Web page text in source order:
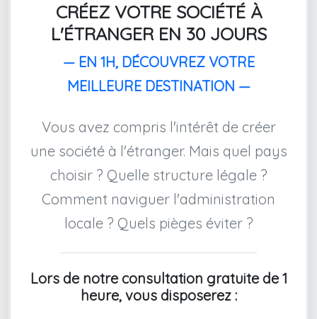
CRÉEZ VOTRE SOCIÉTÉ À
L'ÉTRANGER EN 30 JOURS
— EN 1H, DÉCOUVREZ VOTRE
MEILLEURE DESTINATION —
Vous avez compris l'intérêt de créer
une société à l'étranger. Mais quel pays
choisir ? Quelle structure légale ?
Comment naviguer l'administration
locale ? Quels pièges éviter ?
Lors de notre consultation gratuite de 1
heure, vous disposerez :